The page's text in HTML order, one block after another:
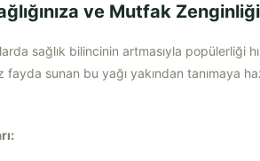
ve Mutfak
sağlık bilincinin artmasıyla popülerliği
fayda sunan bu yağı yakından tanımaya